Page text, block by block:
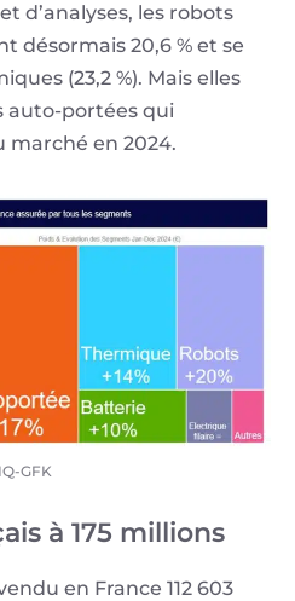
d’analyses, les robots
désormais 20,6 % et se
(23,2 %). Mais elles
auto-portées qui
marché en 2024.
GFK
à 175 millions
en France 112 603